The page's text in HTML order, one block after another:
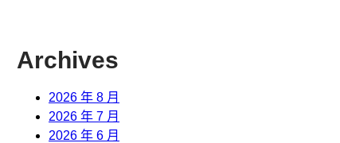
Archives
2026 年 8 月
2026 年 7 月
2026 年 6 月